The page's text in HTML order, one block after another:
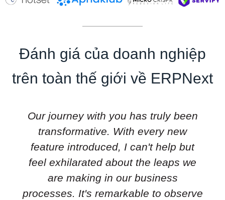
Đánh giá của doanh nghiệp
trên toàn thế giới về ERPNext
Our journey with you has truly been
transformative. With every new
feature introduced, I can't help but
feel exhilarated about the leaps we
are making in our business
processes. It's remarkable to observe